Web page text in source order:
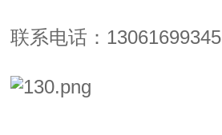
联系电话：13061699345